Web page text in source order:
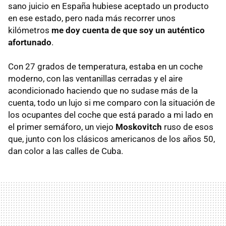
sano juicio en España hubiese aceptado un producto
en ese estado, pero nada más recorrer unos
kilómetros me doy cuenta de que soy un auténtico
afortunado.
Con 27 grados de temperatura, estaba en un coche
moderno, con las ventanillas cerradas y el aire
acondicionado haciendo que no sudase más de la
cuenta, todo un lujo si me comparo con la situación de
los ocupantes del coche que está parado a mi lado en
el primer semáforo, un viejo Moskovitch ruso de esos
que, junto con los clásicos americanos de los años 50,
dan color a las calles de Cuba.